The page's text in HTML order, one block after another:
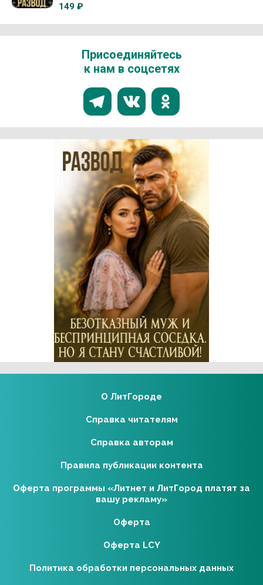
149 ₽
Присоединяйтесь
к нам в соцсетях
Реклама 16+ АО «ЛитГород»
О ЛитГороде
Справка читателям
Справка авторам
Правила публикации контента
Оферта программы «Литнет и ЛитГород платят за
вашу рекламу»
Оферта
Оферта LCY
Политика обработки персональных данных